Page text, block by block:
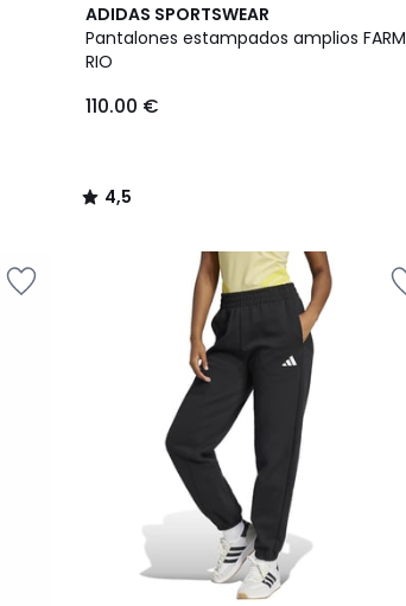
ADIDAS SPORTSWEAR
Pantalones estampados amplios FARM
RIO
110.00 €
4,5
/ 5
4,5
/